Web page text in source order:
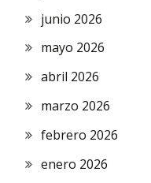
junio 2026
mayo 2026
abril 2026
marzo 2026
febrero 2026
enero 2026